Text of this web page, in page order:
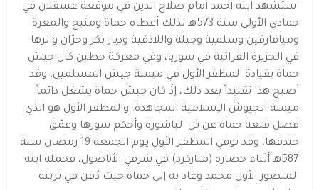
استُشهد ابنه أحمد أمام صلاح الدين في موقعة عسقلان في
جمادى الأولى سنة 573هـ لذلك أعطاه حماة ومنبج والمعرة
وميافارقين وسلمية وجبلة واللاذقية وديار بكر وحرّان والرها
في الجزيرة الفراتية في سوريا، وفي معركة حطين كان جيش
حماة بقيادة المظفر الأول في ميمنة جيش المسلمين، وقد
أصبح هذا تقليداً بعد ذلك، إذْ كان جيش حماة يشغل دائماً
ميمنة الجيوش الإسلامية المجاهدة. والمظفر الأول هو الذي
فصل قلعة حماة عن تل الباشورة وأحكم سورها وعمّق
خندقها. وقد توفي المظفـر الأول يـوم الجمعة 19 رمضان سنة
587هـ أثناء حصاره (منازكرد) في شرقي الأناضول، فحمله ابنه
المنصور الأول محمد وعاد به إلى حماة حيث دُفن في تربته